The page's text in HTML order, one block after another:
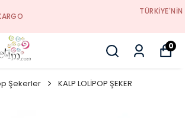
ŞEKERLEME, ÇIKOLATA VE HEDIYELIK
0
Şekerler KALP LOLİPOP ŞEKER